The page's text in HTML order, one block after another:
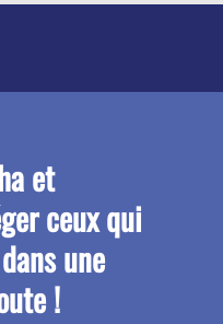
et
ceux qui
une
!